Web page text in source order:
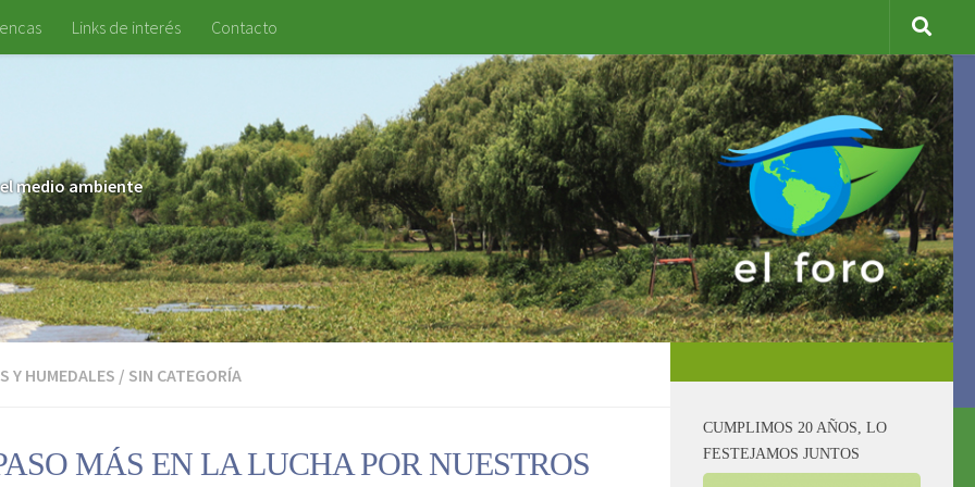
Links de interés Contacto
medio ambiente
Y HUMEDALES / SIN CATEGORÍA
MÁS EN LA LUCHA POR NUESTROS
CUMPLIMOS 20 AÑOS, LO
FESTEJAMOS JUNTOS